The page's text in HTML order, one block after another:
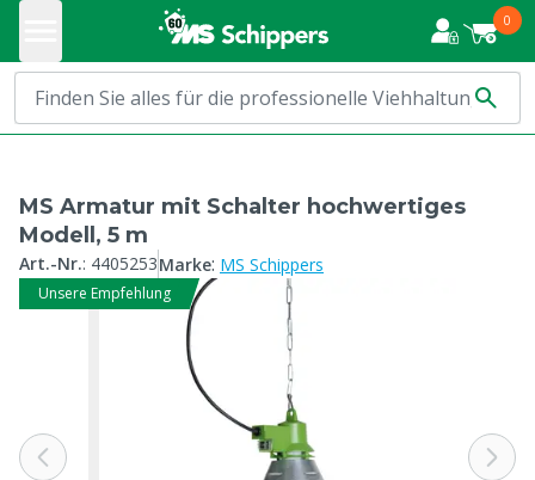
0
MS Armatur mit Schalter hochwertiges
Modell, 5 m
Art.-Nr.: 4405253Marke: MS Schippers
Unsere Empfehlung